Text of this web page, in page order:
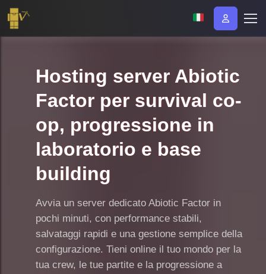
Hosting server Abiotic
Factor per survival co-
op, progressione in
laboratorio e base
building
Avvia un server dedicato Abiotic Factor in
pochi minuti, con performance stabili,
salvataggi rapidi e una gestione semplice della
configurazione. Tieni online il tuo mondo per la
tua crew, le tue partite e la progressione a